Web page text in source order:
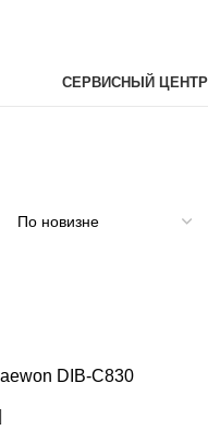
СЕРВИСНЫЙ ЦЕНТР